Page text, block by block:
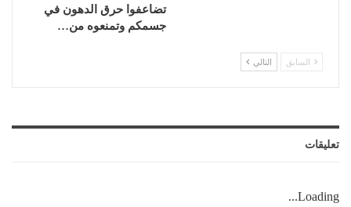
تضاعفوا حرق الدهون في
جسمكم وتمنعوه من…
السابق التالي
تعليقات
Loading...